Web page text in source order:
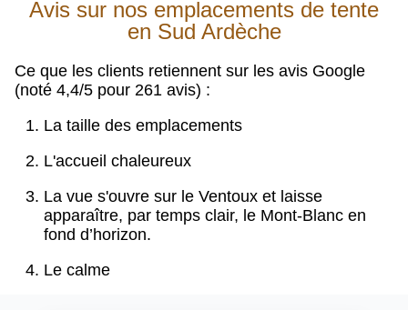
Avis sur nos emplacements de tente
en Sud Ardèche
Ce que les clients retiennent sur les avis Google
(noté 4,4/5 pour 261 avis) :
La taille des emplacements
L'accueil chaleureux
La vue s'ouvre sur le Ventoux et laisse
apparaître, par temps clair, le Mont-Blanc en
fond d’horizon.
Le calme